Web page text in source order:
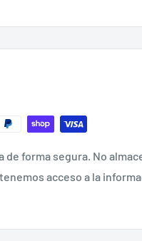
forma segura. No
acceso a la